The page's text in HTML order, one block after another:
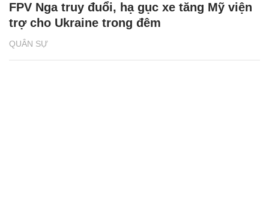
QUÂN SỰ
FPV Nga truy đuổi, hạ gục xe tăng Mỹ viện
trợ cho Ukraine trong đêm